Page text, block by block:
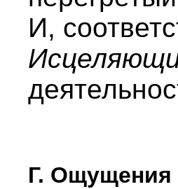
И,
Г. Ощущения